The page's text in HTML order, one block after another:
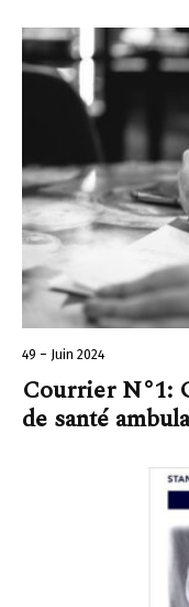
49 – Juin 2024
Courrier N°1:
de santé